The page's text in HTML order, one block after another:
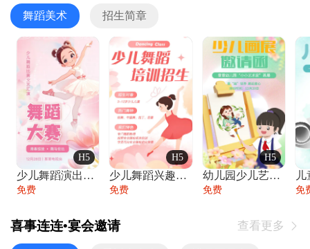
舞蹈美术 招生简章
H5
少儿舞蹈演出舞蹈比赛跳舞大赛文艺汇演活动
免费
H5
少儿舞蹈兴趣班艺术培训学校招生宣传
免费
H5
幼儿园少儿艺术展览绘画展摄影作品展美术展
免费 免
喜事连连•宴会邀请 查看更多 